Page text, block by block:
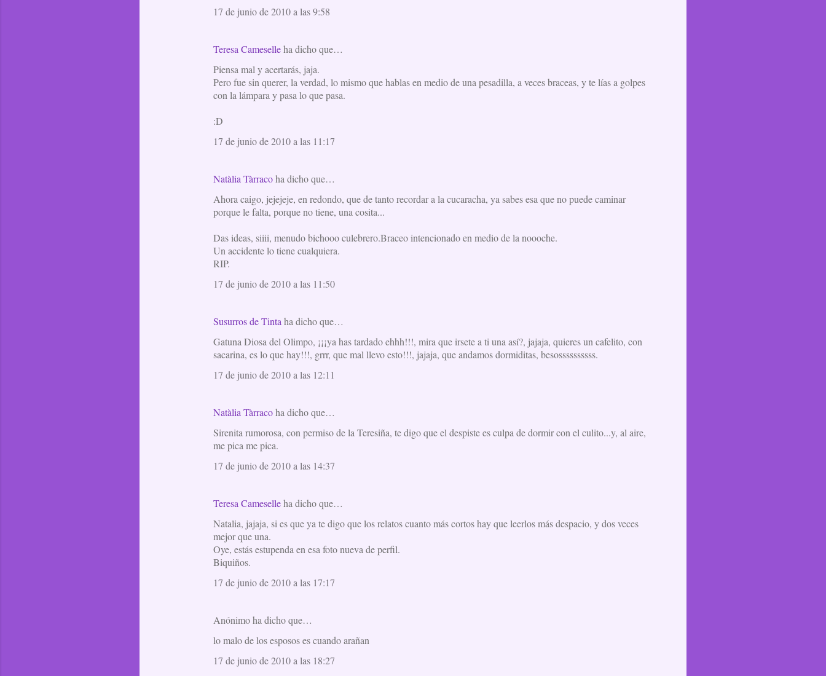
17 de junio de 2010 a las 9:58
Teresa Cameselleha dicho que…
Piensa mal y acertarás, jaja.
Pero fue sin querer, la verdad, lo mismo que hablas en medio de una pesadilla, a veces braceas, y te lías a golpes
con la lámpara y pasa lo que pasa.
:D
17 de junio de 2010 a las 11:17
Natàlia Tàrracoha dicho que…
Ahora caigo, jejejeje, en redondo, que de tanto recordar a la cucaracha, ya sabes esa que no puede caminar
porque le falta, porque no tiene, una cosita...
Das ideas, siiii, menudo bichooo culebrero.Braceo intencionado en medio de la noooche.
Un accidente lo tiene cualquiera.
RIP.
17 de junio de 2010 a las 11:50
Susurros de Tinta ha dicho que…
Gatuna Diosa del Olimpo, ¡¡¡ya has tardado ehhh!!!, mira que irsete a ti una así?, jajaja, quieres un cafelito, con
sacarina, es lo que hay!!!, grrr, que mal llevo esto!!!, jajaja, que andamos dormiditas, besossssssssss.
17 de junio de 2010 a las 12:11
Natàlia Tàrracoha dicho que…
Sirenita rumorosa, con permiso de la Teresiña, te digo que el despiste es culpa de dormir con el culito...y, al aire,
me pica me pica.
17 de junio de 2010 a las 14:37
Teresa Cameselleha dicho que…
Natalia, jajaja, si es que ya te digo que los relatos cuanto más cortos hay que leerlos más despacio, y dos veces
mejor que una.
Oye, estás estupenda en esa foto nueva de perfil.
Biquiños.
17 de junio de 2010 a las 17:17
Anónimo ha dicho que…
lo malo de los esposos es cuando arañan
17 de junio de 2010 a las 18:27